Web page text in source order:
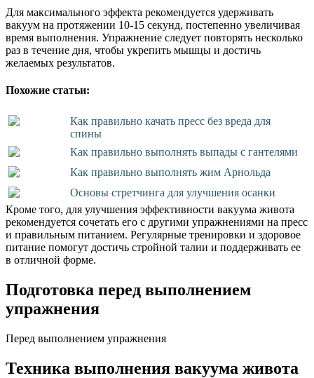
Для максимального эффекта рекомендуется удерживать
вакуум на протяжении 10-15 секунд, постепенно увеличивая
время выполнения. Упражнение следует повторять несколько
раз в течение дня, чтобы укрепить мышцы и достичь
желаемых результатов.
Похожие статьи:
Как правильно качать пресс без вреда для
спины
Как правильно выполнять выпады с гантелями
Как правильно выполнять жим Арнольда
Основы стретчинга для улучшения осанки
Кроме того, для улучшения эффективности вакуума живота
рекомендуется сочетать его с другими упражнениями на пресс
и правильным питанием. Регулярные тренировки и здоровое
питание помогут достичь стройной талии и поддерживать ее
в отличной форме.
Подготовка перед выполнением
упражнения
Перед выполнением упражнения
Техника выполнения вакуума живота